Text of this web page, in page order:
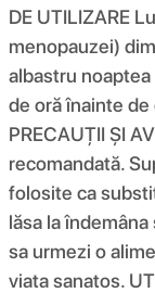
DE UTILIZARE
menopauzei)
albastru
de oră înainte de
PRECAUȚII ȘI
recomandată.
folosite ca
lăsa la
sa urmezi o
viata sanatos.